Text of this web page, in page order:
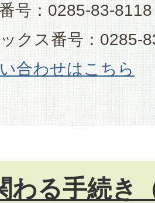
号：0285-83-8118
クス番号：0285-
合わせはこちら
わる手続き